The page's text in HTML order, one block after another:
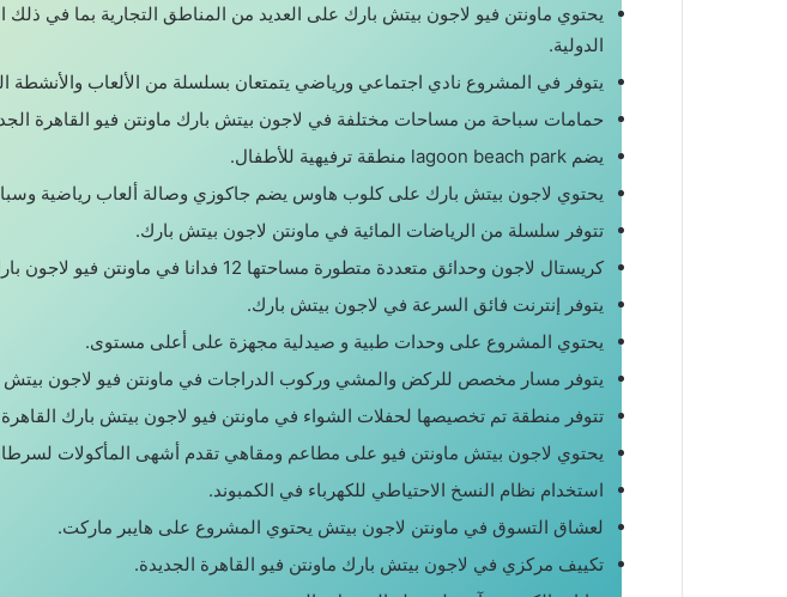
يحتوي ماونتن فيو لاجون بيتش بارك على العديد من المناطق التجارية بما في ذلك
الدولية.
يتوفر في المشروع نادي اجتماعي ورياضي يتمتعان بسلسلة من الألعاب والأنشطة
حمامات سباحة من مساحات مختلفة في لاجون بيتش بارك ماونتن فيو القاهرة
يضم lagoon beach park منطقة ترفيهية للأطفال.
يحتوي لاجون بيتش بارك على كلوب هاوس يضم جاكوزي وصالة ألعاب رياضية
تتوفر سلسلة من الرياضات المائية في ماونتن لاجون بيتش بارك.
كريستال لاجون وحدائق متعددة متطورة مساحتها 12 فدانا في ماونتن فيو لاجون بارك القاهرة الجديدة.
يتوفر إنترنت فائق السرعة في لاجون بيتش بارك.
يحتوي المشروع على وحدات طبية و صيدلية مجهزة على أعلى مستوى.
يتوفر مسار مخصص للركض والمشي وركوب الدراجات في ماونتن فيو لاجون بيتش
تتوفر منطقة تم تخصيصها لحفلات الشواء في ماونتن فيو لاجون بيتش بارك القاهرة
يحتوي لاجون بيتش ماونتن فيو على مطاعم ومقاهي تقدم أشهى المأكولات
استخدام نظام النسخ الاحتياطي للكهرباء في الكمبوند.
لعشاق التسوق في ماونتن لاجون بيتش يحتوي المشروع على هايبر ماركت.
تكييف مركزي في لاجون بيتش بارك ماونتن فيو القاهرة الجديدة.